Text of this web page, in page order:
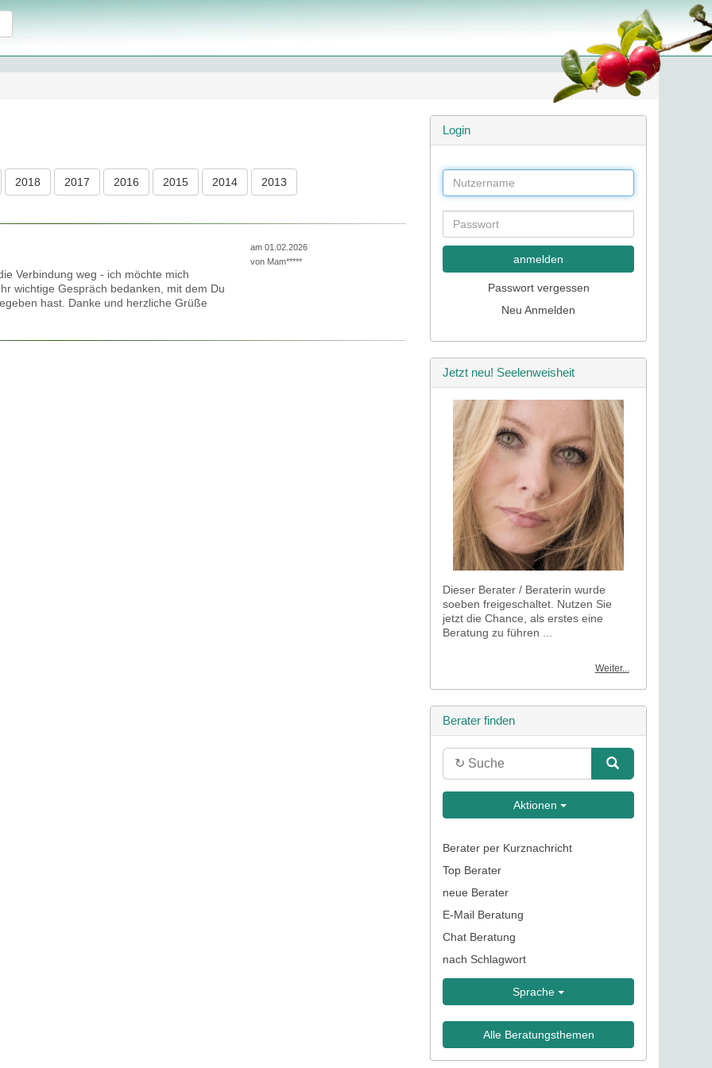
2018 2017 2016 2015 2014 2013
Verbindung weg - ich möchte mich
wichtige Gespräch bedanken, mit dem Du
hast. Danke und herzliche Grüße
am 01.02.2026
von Mam*****
Login
anmelden
Passwort vergessen
Neu Anmelden
Jetzt neu! Seelenweisheit
Dieser Berater / Beraterin wurde
soeben freigeschaltet. Nutzen Sie
jetzt die Chance, als erstes eine
Beratung zu führen ...
Weiter...
Berater finden
Aktionen
Berater per Kurznachricht
Top Berater
neue Berater
E-Mail Beratung
Chat Beratung
nach Schlagwort
Sprache
Alle Beratungsthemen